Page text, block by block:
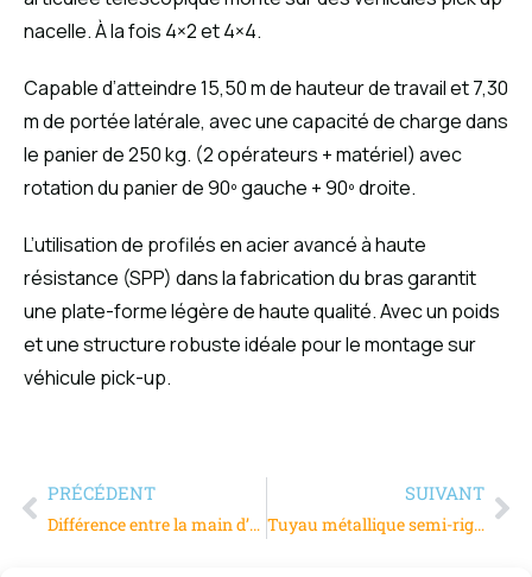
nacelle. À la fois 4×2 et 4×4.
Capable d’atteindre 15,50 m de hauteur de travail et 7,30
m de portée latérale, avec une capacité de charge dans
le panier de 250 kg. (2 opérateurs + matériel) avec
rotation du panier de 90º gauche + 90º droite.
L’utilisation de profilés en acier avancé à haute
résistance (SPP) dans la fabrication du bras garantit
une plate-forme légère de haute qualité. Avec un poids
et une structure robuste idéale pour le montage sur
véhicule pick-up.
PRÉCÉDENT
Différence entre la main d’œuvre directe (MOD) et indirecte (MOI)
SUIVANT
Tuyau métallique semi-rigide : que devez-vous savoir pour un meilleur usage ?